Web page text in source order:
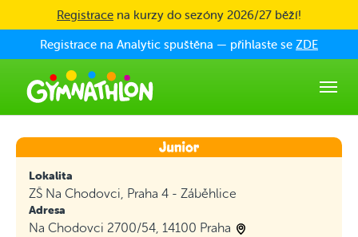
Skip to main content
Registrace na kurzy do sezóny 2026/27 běží!
Registrace na Analytic spuštěna — přihlaste se ZDE
Lokalita
ZŠ Na Chodovci, Praha 4 - Záběhlice
Adresa
Na Chodovci 2700/54, 14100 Praha